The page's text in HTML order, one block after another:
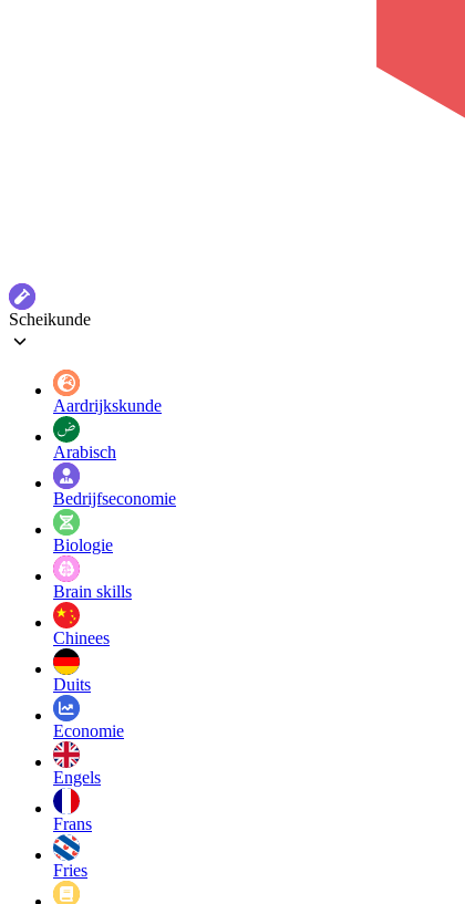
Scheikunde
Aardrijkskunde
Arabisch
Bedrijfseconomie
Biologie
Brain skills
Chinees
Duits
Economie
Engels
Frans
Fries